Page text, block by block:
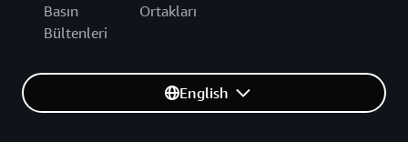
Basın
Bültenleri
Ortakları
English